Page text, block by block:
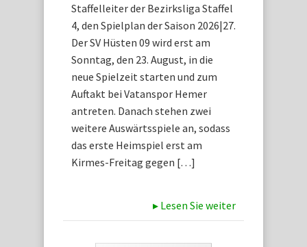
Staffelleiter der Bezirksliga Staffel
4, den Spielplan der Saison 2026|27.
Der SV Hüsten 09 wird erst am
Sonntag, den 23. August, in die
neue Spielzeit starten und zum
Auftakt bei Vatanspor Hemer
antreten. Danach stehen zwei
weitere Auswärtsspiele an, sodass
das erste Heimspiel erst am
Kirmes-Freitag gegen […]
▸ Lesen Sie weiter